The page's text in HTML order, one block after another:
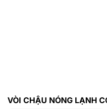
VÒI CHẬU NÓNG LẠNH